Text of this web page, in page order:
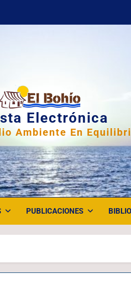
Electrónica
Ambiente En
PUBLICACIONES